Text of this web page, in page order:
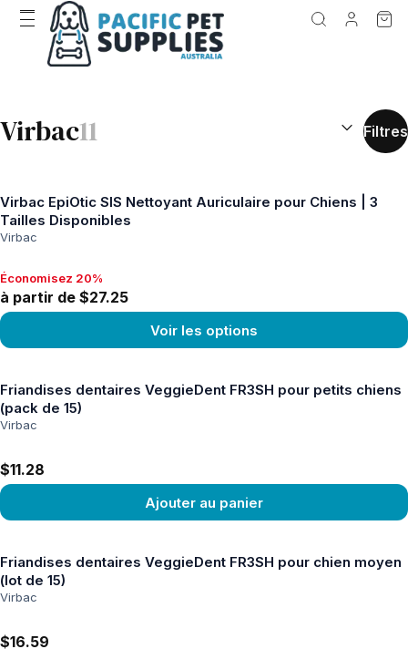
Virbac11 RÉSULTATS
Filtres
Virbac EpiOtic SIS Nettoyant Auriculaire pour Chiens | 3
Tailles Disponibles
Virbac
Économisez 20%, à partir de $27.25
Économisez 20%
à partir de $27.25
Voir les options
Friandises dentaires VeggieDent FR3SH pour petits chiens
(pack de 15)
Virbac
$11.28
Ajouter au panier
Friandises dentaires VeggieDent FR3SH pour chien moyen
(lot de 15)
Virbac
$16.59